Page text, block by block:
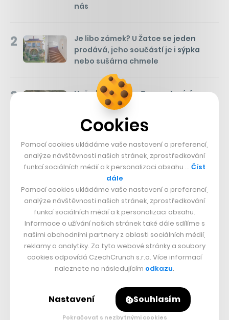
nás
2
Je libo zámek? U Žatce se jeden
prodává, jeho součástí je i sýpka
nebo sušárna chmele
3
Hvězda Kingdom Come otevírá
hospodu na Vinohradech. Je to moje
vyznání lásky k Česku, říká miláček
fanoušků
SLEDUJTE NÁS
73k
25k
65k
Cookies
Pomocí cookies ukládáme vaše nastavení a preferencí,
analýze návštěvnosti našich stránek, zprostředkování
funkcí sociálních médií a k personalizaci obsahu … Číst
dále
Pomocí cookies ukládáme vaše nastavení a preferencí,
analýze návštěvnosti našich stránek, zprostředkování
funkcí sociálních médií a k personalizaci obsahu.
Informace o užívání našich stránek také dále sdílíme s
našimi obchodními partnery z oblasti sociálních médií,
reklamy a analytiky. Za tyto webové stránky a soubory
cookies odpovídá CzechCrunch s.r.o. Více informací
naleznete na následujícím odkazu.
Nastavení Souhlasím
Pokračovat s nezbytnými cookies